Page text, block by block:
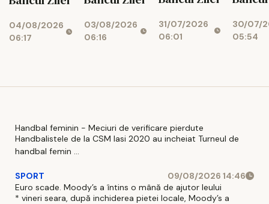
04/08/2026
06:17
03/08/2026
06:16
31/07/2026
06:01
30/07/
05:54
Handbal feminin - Meciuri de verificare pierdute
Handbalistele de la CSM Iasi 2020 au incheiat Turneul de
handbal femin ...
SPORT
09/08/2026 14:46
Euro scade. Moody’s a întins o mână de ajutor leului
* vineri seara, după inchiderea pietei locale, Moody’s a